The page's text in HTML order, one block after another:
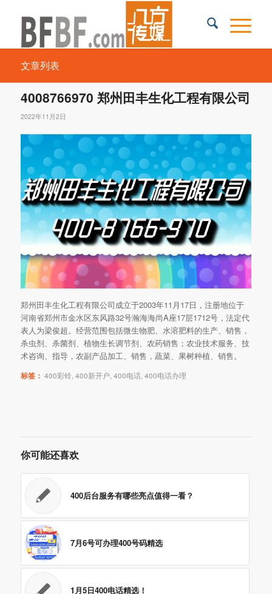
文章列表
4008766970 郑州田丰生化工程有限公司
2022年11月2日
郑州田丰生化工程有限公司成立于2003年11月17日，注册地位于
河南省郑州市金水区东风路32号瀚海海尚A座17层1712号，法定代
表人为梁俊超。经营范围包括微生物肥、水溶肥料的生产、销售，
杀虫剂、杀菌剂、植物生长调节剂、农药销售；农业技术服务、技
术咨询、指导，农副产品加工、销售，蔬菜、果树种植、销售。
标签： 400彩铃, 400新开户 400电话, 400电话办理
你可能还喜欢
400后台服务有哪些亮点值得一看？
7月6号可办理400号码精选
1月5日400电话精选！